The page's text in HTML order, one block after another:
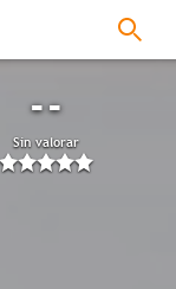
--
Sin valorar